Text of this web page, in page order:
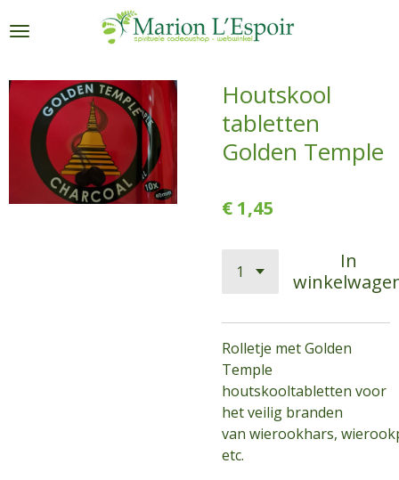
direct
de
hoofdinhoud
Houtskool
tabletten
Golden Temple
€ 1,45
In
Rolletje met Golden
Temple
houtskooltabletten voor
het veilig branden
van wierookhars,
etc.